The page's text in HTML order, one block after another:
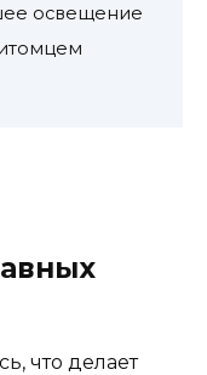
освещение
что делает